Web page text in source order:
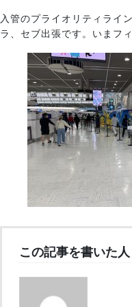
入管のプライオリティライ
ラ、セブ出張です。いまフ
この記事を書いた人